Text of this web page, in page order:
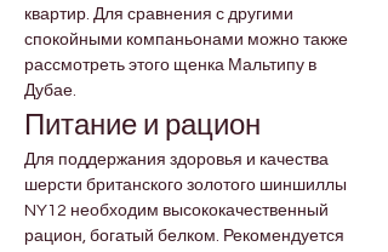
квартир. Для сравнения с другими
спокойными компаньонами можно также
рассмотреть этого щенка Мальтипу в
Дубае.
Питание и рацион
Для поддержания здоровья и качества
шерсти британского золотого шиншиллы
NY12 необходим высококачественный
рацион, богатый белком. Рекомендуется